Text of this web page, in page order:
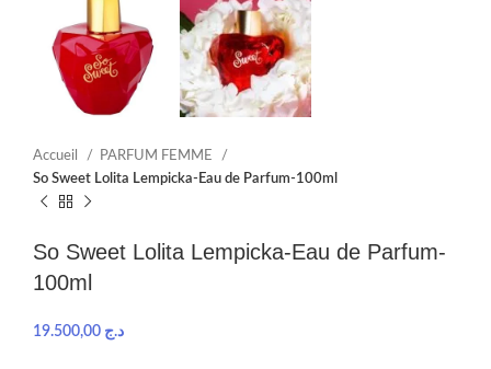
Accueil
PARFUM FEMME
So Sweet Lolita Lempicka-Eau de Parfum-100ml
So Sweet Lolita Lempicka-Eau de Parfum-
100ml
د.ج